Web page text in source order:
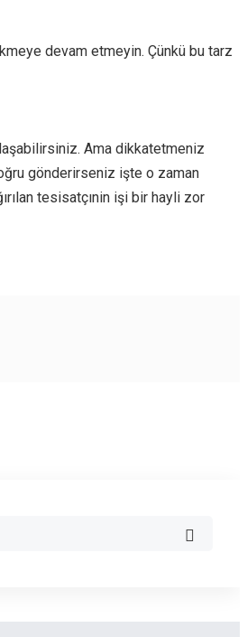
devam etmeyin. Çünkü bu tarz
Ama dikkatetmeniz
gönderirseniz işte o zaman
tesisatçınin işi bir hayli zor